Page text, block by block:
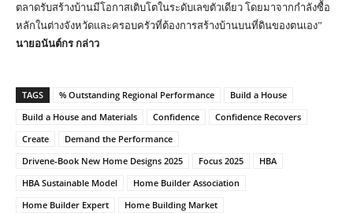
ตลาดรับสร้างบ้านมีโอกาสเติบโตในระดับเลขตัวเดียว โดยมาจากกำลังซื้อ
หลักในต่างจังหวัดและครอบครัวที่ต้องการสร้างบ้านบนที่ดินของตนเอง”
นายอนันต์กร กล่าว
TAGS % Outstanding Regional Performance
Build a House
Build a House and Materials
Confidence
Confidence Recovers
Create
Demand the Performance
Drivene-Book New Home Designs 2025
Focus 2025
HBA
HBA Sustainable Model
Home Builder Association
Home Builder Expert
Home Building Market